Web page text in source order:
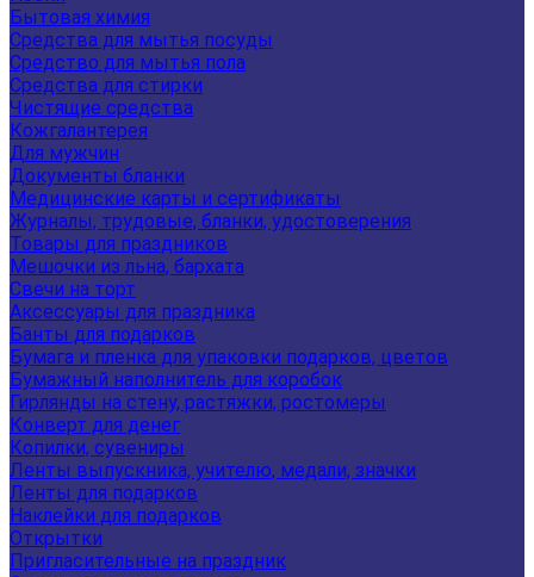
Бытовая химия
Средства для мытья посуды
Средство для мытья пола
Средства для стирки
Чистящие средства
Кожгалантерея
Для мужчин
Документы бланки
Медицинские карты и сертификаты
Журналы, трудовые, бланки, удостоверения
Товары для праздников
Мешочки из льна, бархата
Свечи на торт
Аксессуары для праздника
Банты для подарков
Бумага и пленка для упаковки подарков, цветов
Бумажный наполнитель для коробок
Гирлянды на стену, растяжки, ростомеры
Конверт для денег
Копилки, сувениры
Ленты выпускника, учителю, медали, значки
Ленты для подарков
Наклейки для подарков
Открытки
Пригласительные на праздник